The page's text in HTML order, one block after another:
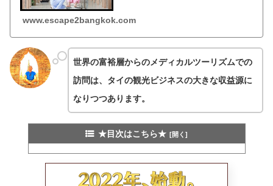
www.escape2bangkok.com
世界の富裕層からのメディカルツーリズムでの
訪問は、タイの観光ビジネスの大きな収益源に
なりつつあります。
★目次はこちら★